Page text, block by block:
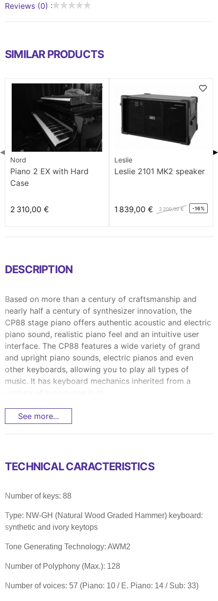
Reviews (0) :
SIMILAR PRODUCTS
Nord
Piano 2 EX with Hard
Case
2 310,00 €
Leslie
Leslie 2101 MK2 speaker
1 839,00 € 2 200,00 € -16%
◀ ▶
DESCRIPTION
Based on more than a century of craftsmanship and
nearly half a century of synthesizer innovation, the
CP88 stage piano offers authentic acoustic and electric
piano sound, realistic piano feel and an intuitive user
interface. The CP88 features a wide variety of grand
and upright piano sounds, electric pianos and even
other keyboards, allowing you to play all types of
music. It has keyboard mechanics inherited from a
See more...
TECHNICAL CARACTERISTICS
Number of keys: 88
Type: NW-GH (Natural Wood Graded Hammer) keyboard:
synthetic and ivory keytops
Tone Generating Technology: AWM2
Number of Polyphony (Max.): 128
Number of voices: 57 (Piano: 10 / E. Piano: 14 / Sub: 33)